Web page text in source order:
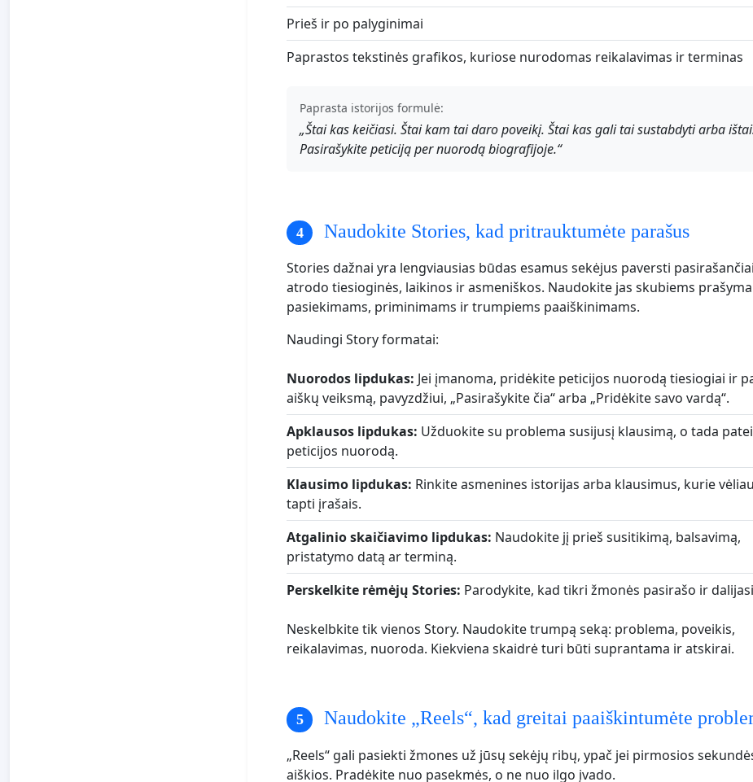
Prieš ir po palyginimai
Paprastos tekstinės grafikos, kuriose nurodomas reikalavimas ir terminas
Paprasta istorijos formulė:
„Štai kas keičiasi. Štai kam tai daro poveikį. Štai kas gali tai sustabdyti arba
Pasirašykite peticiją per nuorodą biografijoje.“
Naudokite Stories, kad pritrauktumėte parašus
Stories dažnai yra lengviausias būdas esamus sekėjus paversti
atrodo tiesioginės, laikinos ir asmeniškos. Naudokite jas skubiems
pasiekimams, priminimams ir trumpiems paaiškinimams.
Naudingi Story formatai:
Nuorodos lipdukas: Jei įmanoma, pridėkite peticijos nuorodą tiesiogiai ir
aiškų veiksmą, pavyzdžiui, „Pasirašykite čia“ arba „Pridėkite savo vardą“.
Apklausos lipdukas: Užduokite su problema susijusį klausimą, o tada
peticijos nuorodą.
Klausimo lipdukas: Rinkite asmenines istorijas arba klausimus, kurie
tapti įrašais.
Atgalinio skaičiavimo lipdukas: Naudokite jį prieš susitikimą, balsavimą,
pristatymo datą ar terminą.
Perskelkite rėmėjų Stories: Parodykite, kad tikri žmonės pasirašo ir
Neskelbkite tik vienos Story. Naudokite trumpą seką: problema, poveikis,
reikalavimas, nuoroda. Kiekviena skaidrė turi būti suprantama ir atskirai.
Naudokite „Reels“, kad greitai paaiškintumėte
„Reels“ gali pasiekti žmones už jūsų sekėjų ribų, ypač jei pirmosios
aiškios. Pradėkite nuo pasekmės, o ne nuo ilgo įvado.